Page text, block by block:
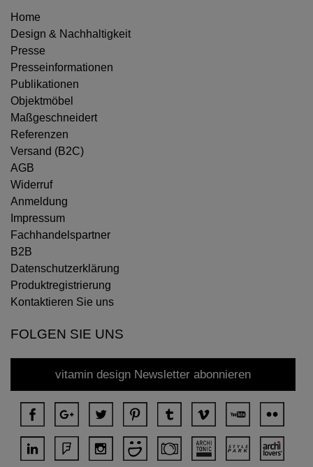
Home
Design & Nachhaltigkeit
Presse
Presseinformationen
Publikationen
Objektmöbel
Maßgeschneidert
Referenzen
Versand (B2C)
AGB
Widerruf
Anmeldung
Impressum
Fachhandelspartner
B2B
Datenschutzerklärung
Produktregistrierung
Kontaktieren Sie uns
FOLGEN SIE UNS
vitamin design Newsletter abonnieren